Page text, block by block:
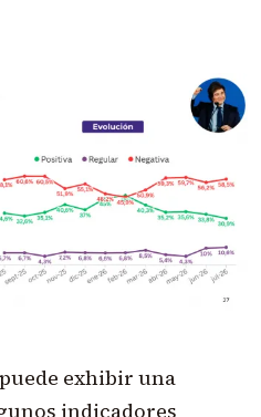
exhibir una
indicadores